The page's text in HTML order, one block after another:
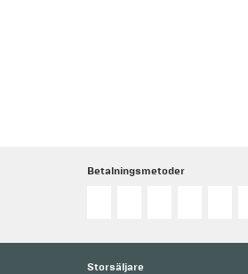
Betalningsmetoder
Storsäljare